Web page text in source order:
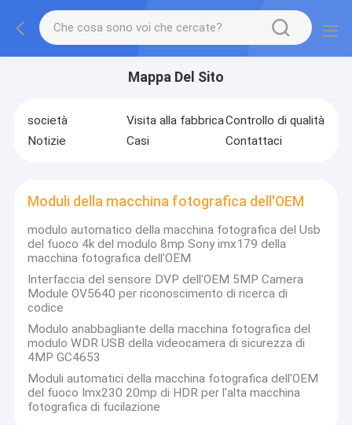
Mappa Del Sito
società Visita alla fabbricaControllo di qualità
Notizie
Casi Contattaci
Moduli della macchina fotografica dell'OEM
modulo automatico della macchina fotografica del Usb
del fuoco 4k del modulo 8mp Sony imx179 della
macchina fotografica dell'OEM
Interfaccia del sensore DVP dell'OEM 5MP Camera
Module OV5640 per riconoscimento di ricerca di
codice
Modulo anabbagliante della macchina fotografica del
modulo WDR USB della videocamera di sicurezza di
4MP GC4653
Moduli automatici della macchina fotografica dell'OEM
del fuoco Imx230 20mp di HDR per l'alta macchina
fotografica di fucilazione